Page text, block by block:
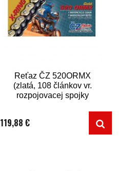
Reťaz ČZ 520ORMX
(zlatá, 108 článkov vr.
rozpojovacej spojky
119,88 €